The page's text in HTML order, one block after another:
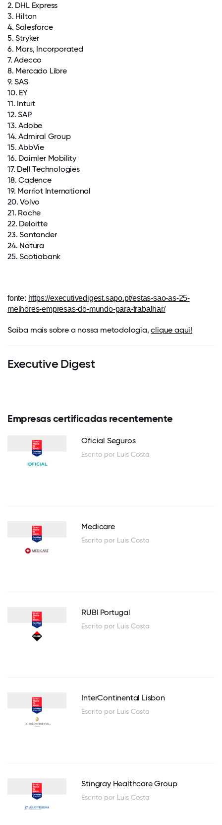
2. DHL Express
3. Hilton
4. Salesforce
5. Stryker
6. Mars, Incorporated
7. Adecco
8. Mercado Libre
9. SAS
10. EY
11. Intuit
12. SAP
13. Adobe
14. Admiral Group
15. AbbVie
16. Daimler Mobility
17. Dell Technologies
18. Cadence
19. Marriot International
20. Volvo
21. Roche
22. Deloitte
23. Santander
24. Natura
25. Scotiabank
fonte: https://executivedigest.sapo.pt/estas-sao-as-25-
melhores-empresas-do-mundo-para-trabalhar/
Saiba mais sobre a nossa metodologia,clique aqui!
Executive Digest
Empresas certificadas recentemente
Oficial Seguros
Escrito por Luis Costa
Medicare
Escrito por Luis Costa
RUBI Portugal
Escrito por Luis Costa
InterContinental Lisbon
Escrito por Luis Costa
Stingray Healthcare Group
Escrito por Luis Costa